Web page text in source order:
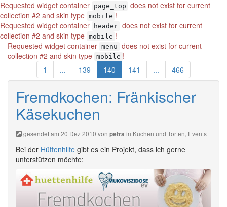
Requested widget container page_top does not exist for current
collection #2 and skin type mobile !
Requested widget container
header does not exist for current
collection #2 and skin type mobile !
Requested widget container menu does not exist for current
collection #2 and skin type mobile !
1
... 139 140 141 ... 466
Fremdkochen: Fränkischer
Käsekuchen
gesendet am 20 Dez 2010 von petra in Kuchen und Torten, Events
Bei der Hüttenhilfe gibt es ein Projekt, dass ich gerne
unterstützen möchte: